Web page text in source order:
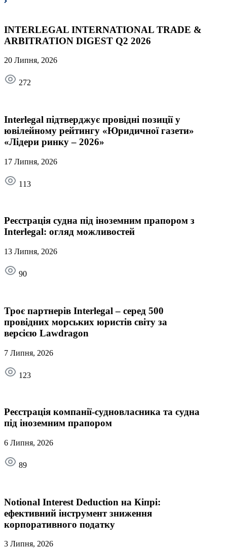
INTERLEGAL INTERNATIONAL TRADE &
ARBITRATION DIGEST Q2 2026
20 Липня, 2026
272
Interlegal підтверджує провідні позиції у
ювілейному рейтингу «Юридичної газети»
«Лідери ринку – 2026»
17 Липня, 2026
113
Реєстрація судна під іноземним прапором з
Interlegal: огляд можливостей
13 Липня, 2026
90
Троє партнерів Interlegal – серед 500
провідних морських юристів світу за
версією Lawdragon
7 Липня, 2026
123
Реєстрація компанії-судновласника та судна
під іноземним прапором
6 Липня, 2026
89
Notional Interest Deduction на Кіпрі:
ефективний інструмент зниження
корпоративного податку
3 Липня, 2026